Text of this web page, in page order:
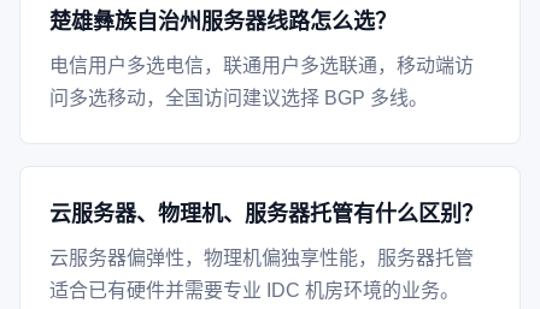
楚雄彝族自治州服务器线路怎么选？
电信用户多选电信，联通用户多选联通，移动端访
问多选移动，全国访问建议选择 BGP 多线。
云服务器、物理机、服务器托管有什么区别？
云服务器偏弹性，物理机偏独享性能，服务器托管
适合已有硬件并需要专业 IDC 机房环境的业务。